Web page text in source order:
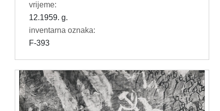
vrijeme:
12.1959. g.
inventarna oznaka:
F-393